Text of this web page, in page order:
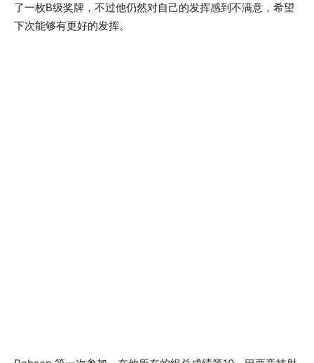
了一枚B级奖牌，不过他仍然对自己的发挥感到不满意，希望
下次能够有更好的发挥。